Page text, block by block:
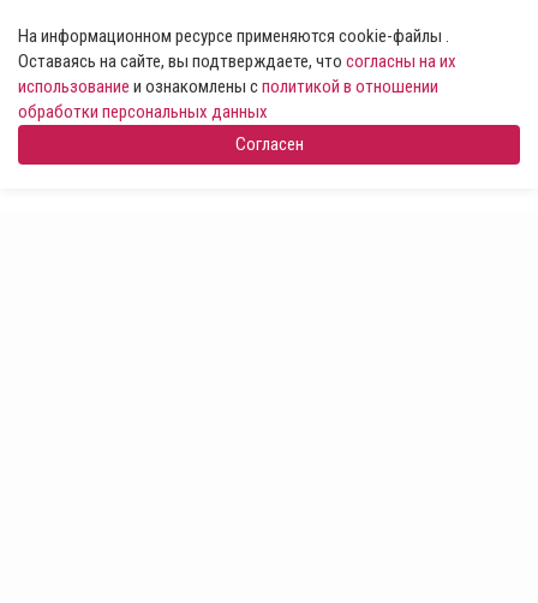
На информационном ресурсе применяются cookie-файлы .
Оставаясь на сайте, вы подтверждаете, что согласны на их
использование и ознакомлены сполитикой в отношении
обработки персональных данных
Согласен